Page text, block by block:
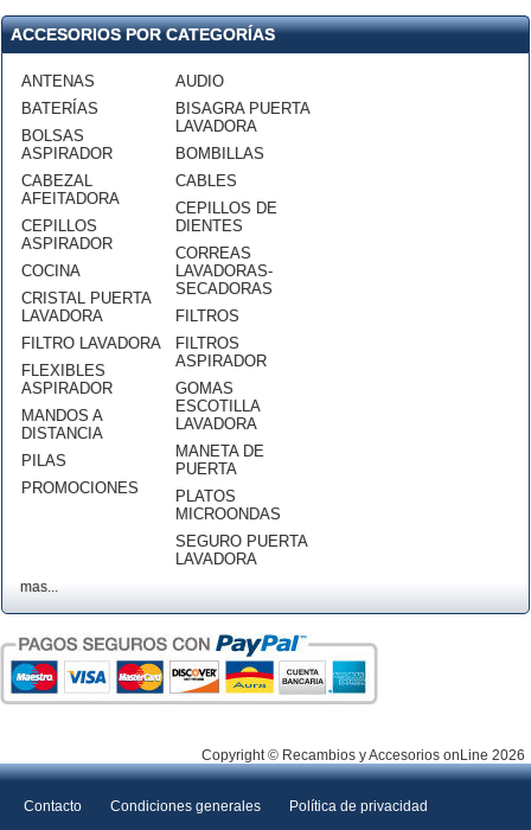
ACCESORIOS POR CATEGORÍAS
ANTENAS
BATERÍAS
BOLSAS
ASPIRADOR
CABEZAL
AFEITADORA
CEPILLOS
ASPIRADOR
COCINA
CRISTAL PUERTA
LAVADORA
FILTRO LAVADORA
FLEXIBLES
ASPIRADOR
MANDOS A
DISTANCIA
PILAS
PROMOCIONES
AUDIO
BISAGRA PUERTA
LAVADORA
BOMBILLAS
CABLES
CEPILLOS DE
DIENTES
CORREAS
LAVADORAS-
SECADORAS
FILTROS
FILTROS
ASPIRADOR
GOMAS
ESCOTILLA
LAVADORA
MANETA DE
PUERTA
PLATOS
MICROONDAS
SEGURO PUERTA
LAVADORA
mas...
Copyright © Recambios y Accesorios onLine 2026
Contacto Condiciones generales Política de privacidad